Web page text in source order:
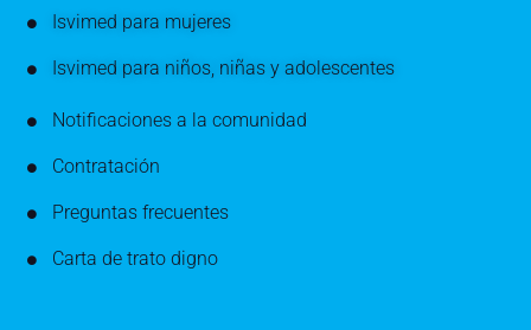
Isvimed para mujeres
Isvimed para niños, niñas y adolescentes
Notificaciones a la comunidad
Contratación
Preguntas frecuentes
Carta de trato digno